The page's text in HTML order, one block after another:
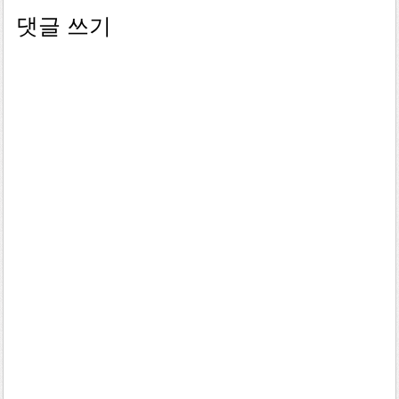
댓글 쓰기